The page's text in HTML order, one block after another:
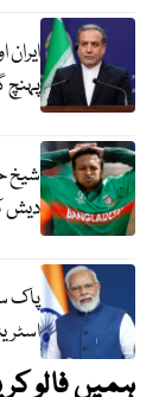
شیخ
دیش
پاک
ہمیں فالو